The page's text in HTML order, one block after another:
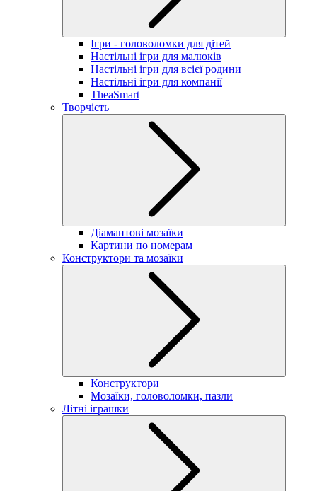
Ігри - головоломки для дітей
Настільні ігри для малюків
Настільні ігри для всієї родини
Настільні ігри для компанії
TheaSmart
Творчість
Діамантові мозаїки
Картини по номерам
Конструктори та мозаїки
Конструктори
Мозаїки, головоломки, пазли
Літні іграшки